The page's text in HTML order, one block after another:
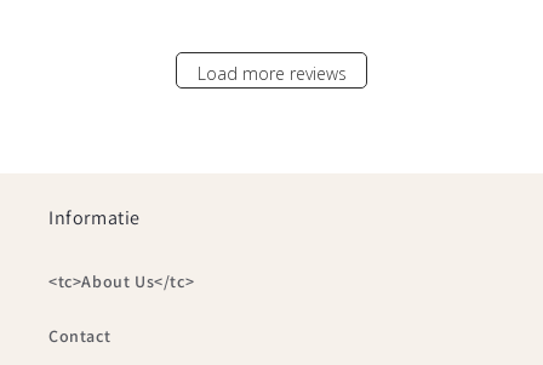
Load more reviews
Informatie
<tc>About Us</tc>
Contact